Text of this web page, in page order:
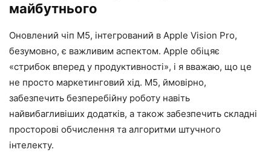
майбутнього
Оновлений чіп M5, інтегрований в Apple Vision Pro,
безумовно, є важливим аспектом. Apple обіцяє
«стрибок вперед у продуктивності», і я вважаю, що це
не просто маркетинговий хід. M5, ймовірно,
забезпечить безперебійну роботу навіть
найвибагливіших додатків, а також забезпечить складні
просторові обчислення та алгоритми штучного
інтелекту.